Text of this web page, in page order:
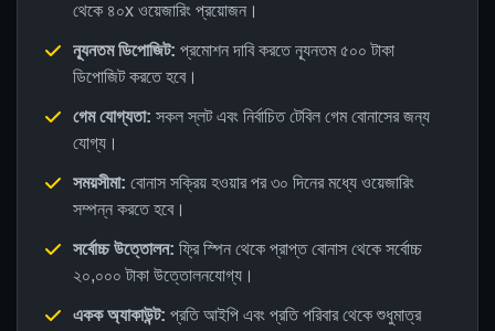
থেকে ৪০x ওয়েজারিং প্রয়োজন।
ন্যূনতম ডিপোজিট: প্রমোশন দাবি করতে ন্যূনতম ৫০০ টাকা
ডিপোজিট করতে হবে।
গেম যোগ্যতা: সকল স্লট এবং নির্বাচিত টেবিল গেম বোনাসের জন্য
যোগ্য।
সময়সীমা: বোনাস সক্রিয় হওয়ার পর ৩০ দিনের মধ্যে ওয়েজারিং
সম্পন্ন করতে হবে।
সর্বোচ্চ উত্তোলন: ফ্রি স্পিন থেকে প্রাপ্ত বোনাস থেকে সর্বোচ্চ
২০,০০০ টাকা উত্তোলনযোগ্য।
একক অ্যাকাউন্ট: প্রতি আইপি এবং প্রতি পরিবার থেকে শুধুমাত্র